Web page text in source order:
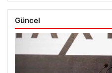
Güncel